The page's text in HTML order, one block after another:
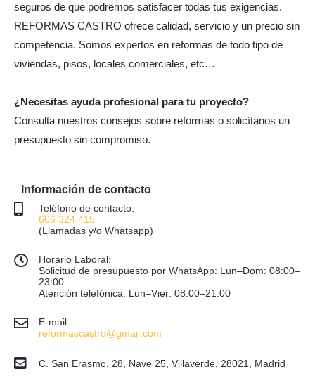
seguros de que podremos satisfacer todas tus exigencias.
REFORMAS CASTRO ofrece calidad, servicio y un precio sin
competencia. Somos expertos en reformas de todo tipo de
viviendas, pisos, locales comerciales, etc…
¿Necesitas ayuda profesional para tu proyecto?
Consulta nuestros consejos sobre reformas o solicítanos un
presupuesto sin compromiso.
Información de contacto
Teléfono de contacto:
606 324 415
(Llamadas y/o Whatsapp)
Horario Laboral:
Solicitud de presupuesto por WhatsApp: Lun–Dom: 08:00–
23:00
Atención telefónica: Lun–Vier: 08:00–21:00
E-mail:
reformascastro@gmail.com
C. San Erasmo, 28, Nave 25, Villaverde, 28021, Madrid